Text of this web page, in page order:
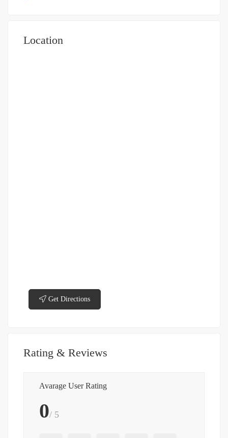
Location
Get Directions
Rating & Reviews
Avarage User Rating
0/ 5